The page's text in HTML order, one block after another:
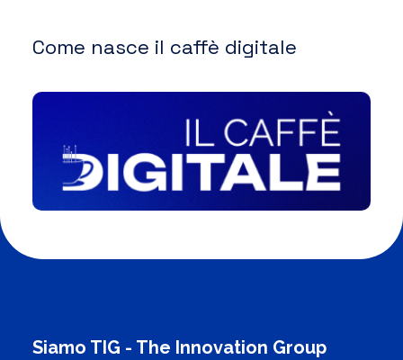
Come nasce il caffè digitale
Siamo TIG - The Innovation Group